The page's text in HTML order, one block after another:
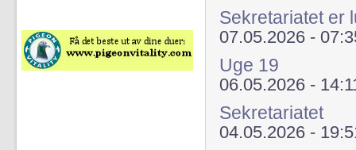
Sekretariatet er
07.05.2026 -
Uge 19
06.05.2026 -
Sekretariatet
04.05.2026 -